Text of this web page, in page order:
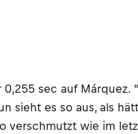
sec auf
sieht es so aus, als
wie im